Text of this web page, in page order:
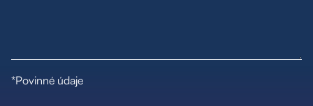
*Povinné údaje